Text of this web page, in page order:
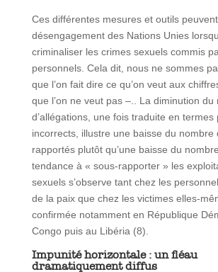
Ces différentes mesures et outils
désengagement des Nations Unies
criminaliser les crimes sexuels commis
personnels. Cela dit, nous ne sommes
que l’on fait dire ce qu’on veut aux
que l’on ne veut pas –.. La diminution du
d’allégations, une fois traduite en termes
incorrects, illustre une baisse du nombre
rapportés plutôt qu’une baisse du
tendance à « sous-rapporter » les
sexuels s’observe tant chez les
de la paix que chez les victimes elles-
confirmée notamment en République
Congo puis au Libéria (8).
Impunité horizontale : un fléau
dramatiquement diffus